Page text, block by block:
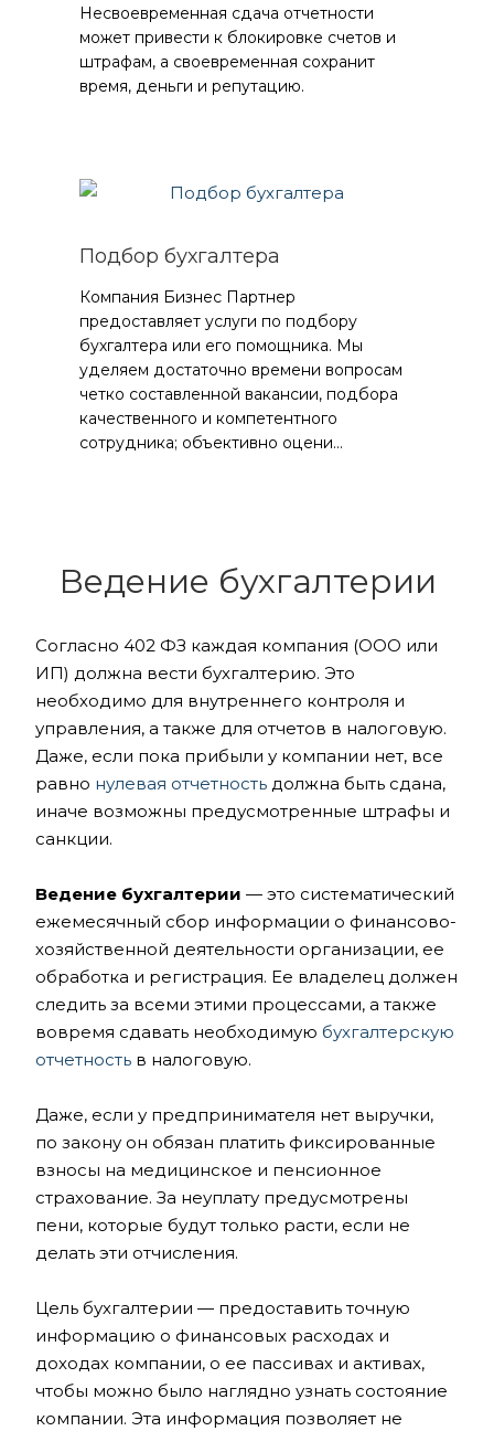
Несвоевременная сдача отчетности
может привести к блокировке счетов и
штрафам, а своевременная сохранит
время, деньги и репутацию.
Подбор бухгалтера
Компания Бизнес Партнер
предоставляет услуги по подбору
бухгалтера или его помощника. Мы
уделяем достаточно времени вопросам
четко составленной вакансии, подбора
качественного и компетентного
сотрудника; объективно оцени...
Ведение бухгалтерии
Согласно 402 ФЗ каждая компания (ООО или
ИП) должна вести бухгалтерию. Это
необходимо для внутреннего контроля и
управления, а также для отчетов в налоговую.
Даже, если пока прибыли у компании нет, все
равно нулевая отчетность должна быть сдана,
иначе возможны предусмотренные штрафы и
санкции.
Ведение бухгалтерии — это систематический
ежемесячный сбор информации о финансово-
хозяйственной деятельности организации, ее
обработка и регистрация. Ее владелец должен
следить за всеми этими процессами, а также
вовремя сдавать необходимую бухгалтерскую
отчетность в налоговую.
Даже, если у предпринимателя нет выручки,
по закону он обязан платить фиксированные
взносы на медицинское и пенсионное
страхование. За неуплату предусмотрены
пени, которые будут только расти, если не
делать эти отчисления.
Цель бухгалтерии — предоставить точную
информацию о финансовых расходах и
доходах компании, о ее пассивах и активах,
чтобы можно было наглядно узнать состояние
компании. Эта информация позволяет не